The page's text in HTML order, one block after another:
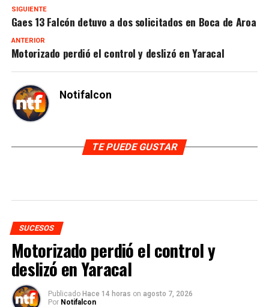
SIGUIENTE
Gaes 13 Falcón detuvo a dos solicitados en Boca de Aroa
ANTERIOR
Motorizado perdió el control y deslizó en Yaracal
Notifalcon
TE PUEDE GUSTAR
SUCESOS
Motorizado perdió el control y
deslizó en Yaracal
Publicado Hace 14 horas on agosto 7, 2026
Por Notifalcon